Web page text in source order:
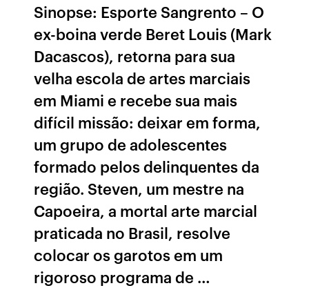
Sinopse: Esporte Sangrento – O
ex-boina verde Beret Louis (Mark
Dacascos), retorna para sua
velha escola de artes marciais
em Miami e recebe sua mais
difícil missão: deixar em forma,
um grupo de adolescentes
formado pelos delinquentes da
região. Steven, um mestre na
Capoeira, a mortal arte marcial
praticada no Brasil, resolve
colocar os garotos em um
rigoroso programa de …